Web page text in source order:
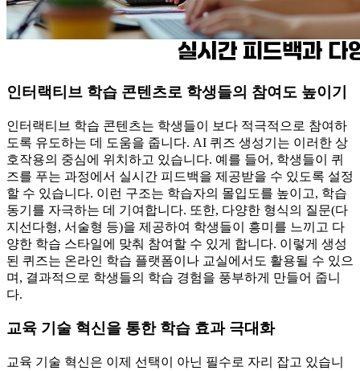
인터랙티브 학습 콘텐츠로 학생들의 참여도 높이기
인터랙티브 학습 콘텐츠는 학생들이 보다 적극적으로 참여하
도록 유도하는 데 도움을 줍니다. AI 퀴즈 생성기는 이러한 상
호작용의 중심에 위치하고 있습니다. 예를 들어, 학생들이 퀴
즈를 푸는 과정에서 실시간 피드백을 제공받을 수 있도록 설정
할 수 있습니다. 이런 구조는 학습자의 몰입도를 높이고, 학습
동기를 자극하는 데 기여합니다. 또한, 다양한 형식의 질문(다
지선다형, 서술형 등)을 제공하여 학생들이 흥미를 느끼고 다
양한 학습 스타일에 맞춰 참여할 수 있게 합니다. 이렇게 생성
된 퀴즈는 온라인 학습 플랫폼이나 교실에서도 활용될 수 있으
며, 결과적으로 학생들의 학습 경험을 풍부하게 만들어 줍니
다.
교육 기술 혁신을 통한 학습 효과 극대화
교육 기술 혁신은 이제 선택이 아닌 필수로 자리 잡고 있습니